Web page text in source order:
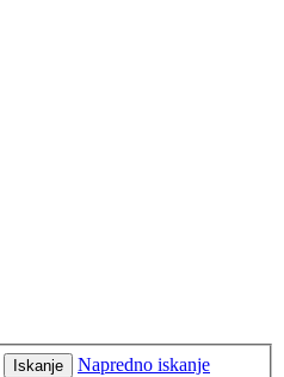
Iskanje Napredno iskanje